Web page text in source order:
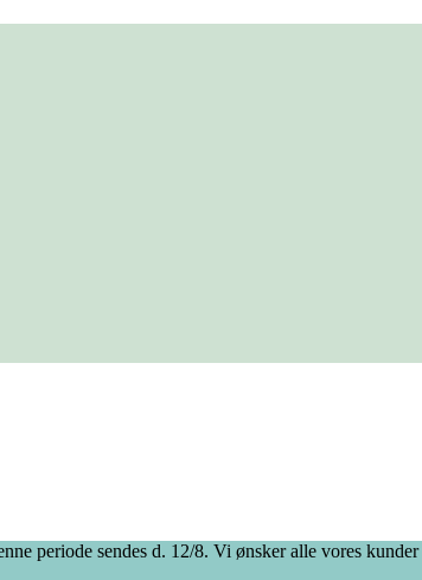
periode sendes d. 12/8. Vi ønsker alle vores kunder